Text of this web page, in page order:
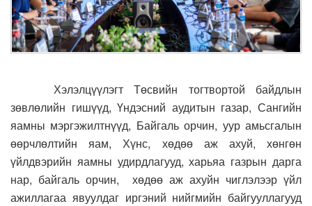
Хэлэлцүүлэгт Төсвийн тогтвортой байдлын
зөвлөлийн гишүүд, Үндэсний аудитын газар, Сангийн
яамны мэргэжилтнүүд, Байгаль орчин, уур амьсгалын
өөрчлөлтийн яам, Хүнс, хөдөө аж ахуй, хөнгөн
үйлдвэрийн яамны удирдлагууд, харьяа газрын дарга
нар, байгаль орчин, хөдөө аж ахуйн чиглэлээр үйл
ажиллагаа явуулдаг иргэний нийгмийн байгууллагууд